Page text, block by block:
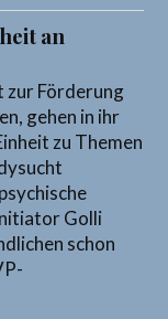
an
zur Förderung
gehen in ihr
zu Themen
Golli
schon